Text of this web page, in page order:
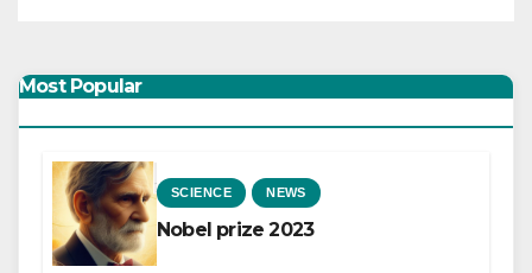
Most Popular
SCIENCE NEWS
Nobel prize 2023